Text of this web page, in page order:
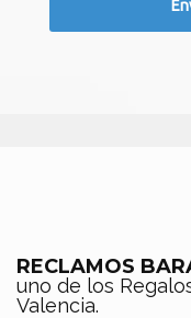
RECLAMOS
uno de los
Valencia.